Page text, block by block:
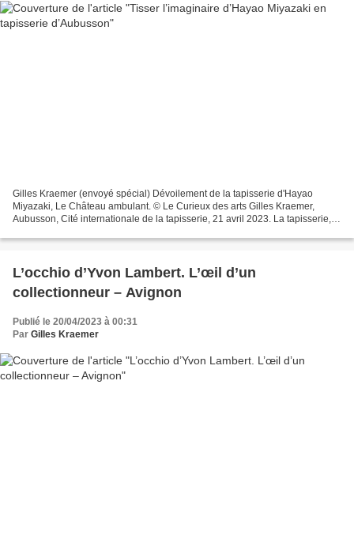
Gilles Kraemer (envoyé spécial) Dévoilement de la tapisserie d'Hayao
Miyazaki, Le Château ambulant. © Le Curieux des arts Gilles Kraemer,
Aubusson, Cité internationale de la tapisserie, 21 avril 2023. La tapisserie,
L’occhio d’Yvon Lambert. L’œil d’un
collectionneur – Avignon
Publié le 20/04/2023 à 00:31
Par Gilles Kraemer